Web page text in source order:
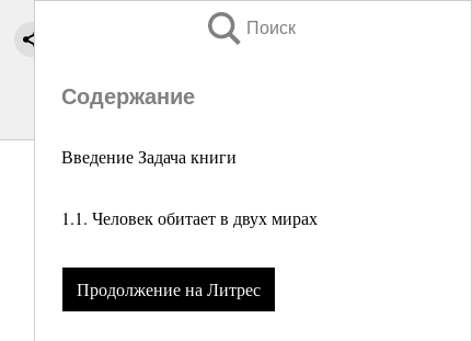
Поиск
Содержание
Введение Задача книги
1.1. Человек обитает в двух мирах
Продолжение на Литрес